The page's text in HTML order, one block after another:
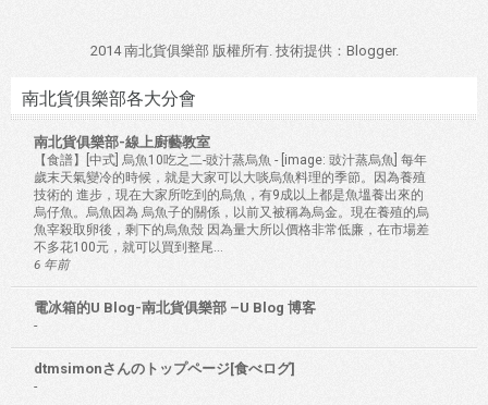
2014 南北貨俱樂部 版權所有. 技術提供： Blogger.
南北貨俱樂部各大分會
南北貨俱樂部-線上廚藝教室
【食譜】[中式] 烏魚10吃之二-豉汁蒸烏魚 - [image: 豉汁蒸烏魚] 每年
歲末天氣變冷的時候，就是大家可以大啖烏魚料理的季節。因為養殖
技術的 進步，現在大家所吃到的烏魚，有9成以上都是魚塭養出來的
烏仔魚。烏魚因為 烏魚子的關係，以前又被稱為烏金。現在養殖的烏
魚宰殺取卵後，剩下的烏魚殼 因為量大所以價格非常低廉，在市場差
不多花100元，就可以買到整尾...
6 年前
電冰箱的U Blog-南北貨俱樂部 –U Blog 博客
-
dtmsimonさんのトップページ[食べログ]
-